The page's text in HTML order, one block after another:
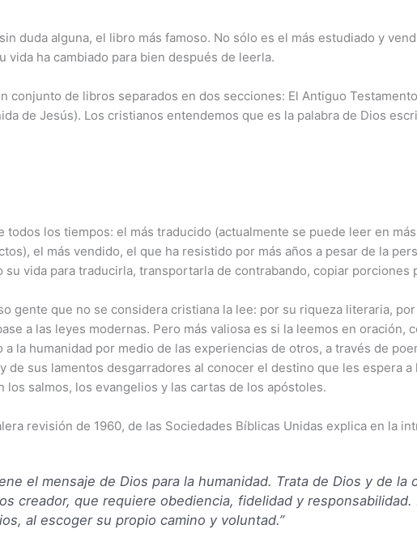
duda alguna, el libro más famoso. No sólo es el más estudiado y
vida ha cambiado para bien después de leerla.
conjunto de libros separados en dos secciones: El Antiguo
de Jesús). Los cristianos entendemos que es la palabra de Dios
todos los tiempos: el más traducido (actualmente se puede leer en
el más vendido, el que ha resistido por más años a pesar de la
vida para traducirla, transportarla de contrabando, copiar
gente que no se considera cristiana la lee: por su riqueza literaria,
a las leyes modernas. Pero más valiosa es si la leemos en oración,
la humanidad por medio de las experiencias de otros, a través de
de sus lamentos desgarradores al conocer el destino que les espera
los salmos, los evangelios y las cartas de los apóstoles.
revisión de 1960, de las Sociedades Bíblicas Unidas explica en la
el mensaje de Dios para la humanidad. Trata de Dios y de
creador, que requiere obediencia, fidelidad y
al escoger su propio camino y voluntad.”